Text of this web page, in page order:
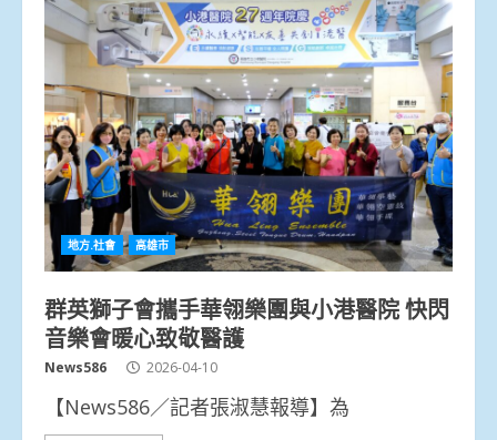
地方.社會 高雄市
群英獅子會攜手華翎樂團與小港醫院 快閃
音樂會暖心致敬醫護
News586 2026-04-10
【News586／記者張淑慧報導】為